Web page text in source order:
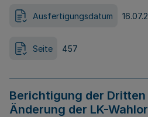
Ausfertigungsdatum
Seite 457
Berichtigung der
Änderung der LK-